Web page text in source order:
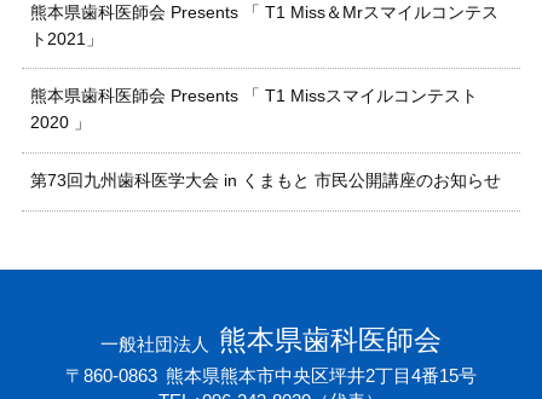
熊本県歯科医師会 Presents 「 T1 Miss＆Mrスマイルコンテス
ト2021」
熊本県歯科医師会 Presents 「 T1 Missスマイルコンテスト
2020 」
第73回九州歯科医学大会 in くまもと 市民公開講座のお知らせ
一般社団法人 熊本県歯科医師会
〒860-0863 熊本県熊本市中央区坪井2丁目4番15号